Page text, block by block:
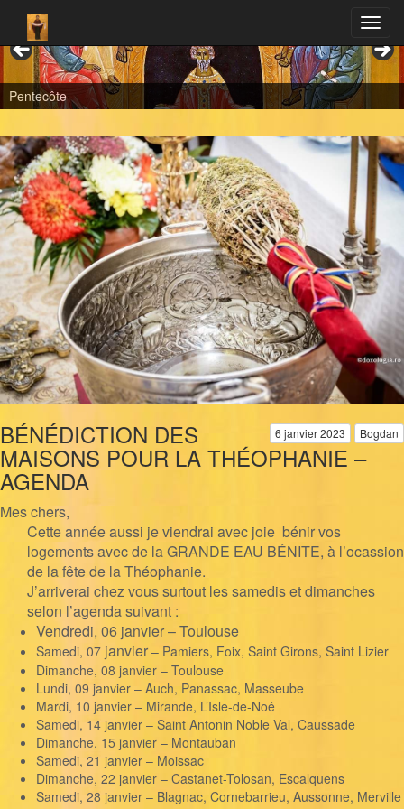
Pentecôte
6 janvier 2023 Bogdan
BÉNÉDICTION DES
MAISONS POUR LA THÉOPHANIE –
AGENDA
Mes chers,
Cette année aussi je viendrai avec joie bénir vos
logements avec de la GRANDE EAU BÉNITE, à l’ocassion
de la fête de la Théophanie.
J’arriverai chez vous surtout les samedis et dimanches
selon l’agenda suivant :
Vendredi, 06 janvier – Toulouse
Samedi, 07 janvier – Pamiers, Foix, Saint Girons, Saint Lizier
Dimanche, 08 janvier – Toulouse
Lundi, 09 janvier – Auch, Panassac, Masseube
Mardi, 10 janvier – Mirande, L’Isle-de-Noé
Samedi, 14 janvier – Saint Antonin Noble Val, Caussade
Dimanche, 15 janvier – Montauban
Samedi, 21 janvier – Moissac
Dimanche, 22 janvier – Castanet-Tolosan, Escalquens
Samedi, 28 janvier – Blagnac, Cornebarrieu, Aussonne, Merville